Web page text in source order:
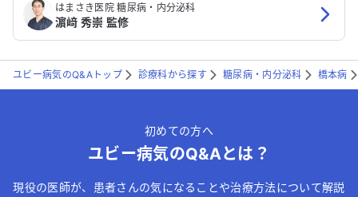
はまさき医院 糖尿病・内分泌科
濵﨑 秀崇 監修
ユビー病気のQ&Aトップ 診療科から探す 糖尿病・内分泌科 橋本病
初めての方へ
ユビー病気のQ&Aとは？
現役の医師が、患者さんの気になることや治療方法について解説